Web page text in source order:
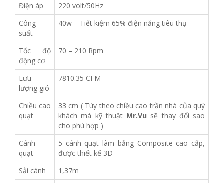
Điện áp
220 volt/50Hz
Công
suất
40w – Tiết kiệm 65% điện năng tiêu thụ
Tốc độ
động cơ
70 – 210 Rpm
Lưu
lượng gió
7810.35 CFM
Chiều cao
quạt
33 cm ( Tùy theo chiều cao trần nhà của quý
khách mà kỹ thuật Mr.Vu sẽ thay đổi sao
cho phù hợp )
Cánh
quạt
5 cánh quạt làm bằng Composite cao cấp,
được thiết kế 3D
Sải cánh
1,37m